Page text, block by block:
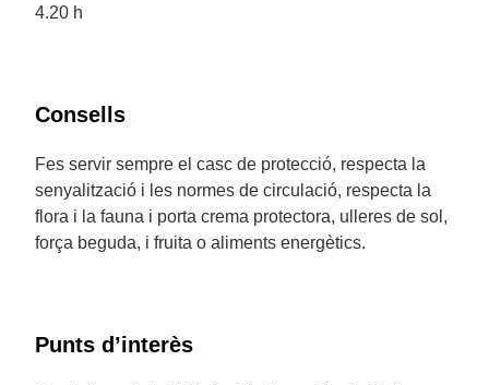
4.20 h
Consells
Fes servir sempre el casc de protecció, respecta la
senyalització i les normes de circulació, respecta la
flora i la fauna i porta crema protectora, ulleres de sol,
força beguda, i fruita o aliments energètics.
Punts d’interès